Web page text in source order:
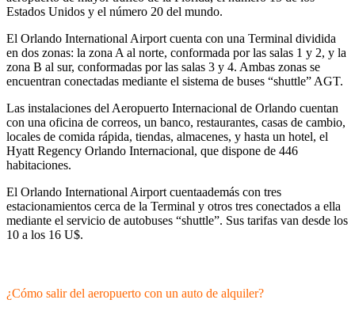
Estados Unidos y el número 20 del mundo.
El Orlando International Airport cuenta con una Terminal dividida
en dos zonas: la zona A al norte, conformada por las salas 1 y 2, y la
zona B al sur, conformadas por las salas 3 y 4. Ambas zonas se
encuentran conectadas mediante el sistema de buses “shuttle” AGT.
Las instalaciones del Aeropuerto Internacional de Orlando cuentan
con una oficina de correos, un banco, restaurantes, casas de cambio,
locales de comida rápida, tiendas, almacenes, y hasta un hotel, el
Hyatt Regency Orlando Internacional, que dispone de 446
habitaciones.
El Orlando International Airport cuentaademás con tres
estacionamientos cerca de la Terminal y otros tres conectados a ella
mediante el servicio de autobuses “shuttle”. Sus tarifas van desde los
10 a los 16 U$.
¿Cómo salir del aeropuerto con un auto de alquiler?